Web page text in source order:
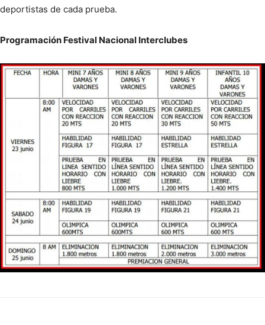
deportistas de cada prueba.
Programación Festival Nacional Interclubes